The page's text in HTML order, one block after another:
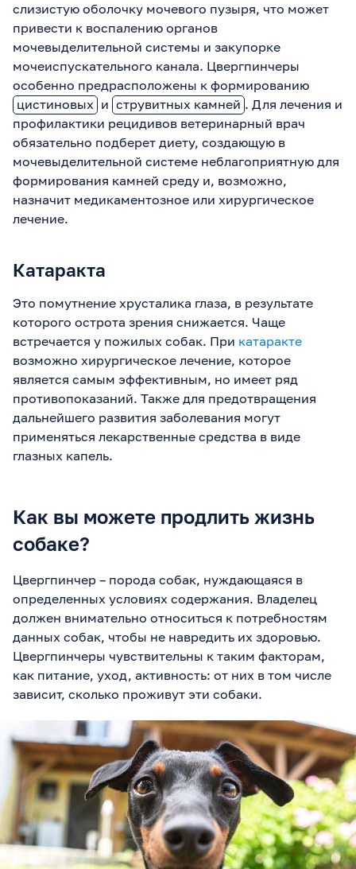
слизистую оболочку мочевого пузыря, что может
привести к воспалению органов
мочевыделительной системы и закупорке
мочеиспускательного канала. Цвергпинчеры
особенно предрасположены к формированию
цистиновых и струвитных камней . Для лечения и
профилактики рецидивов ветеринарный врач
обязательно подберет диету, создающую в
мочевыделительной системе неблагоприятную для
формирования камней среду и, возможно,
назначит медикаментозное или хирургическое
лечение.
Катаракта
Это помутнение хрусталика глаза, в результате
которого острота зрения снижается. Чаще
встречается у пожилых собак. При катаракте
возможно хирургическое лечение, которое
является самым эффективным, но имеет ряд
противопоказаний. Также для предотвращения
дальнейшего развития заболевания могут
применяться лекарственные средства в виде
глазных капель.
Как вы можете продлить жизнь
собаке?
Цвергпинчер – порода собак, нуждающаяся в
определенных условиях содержания. Владелец
должен внимательно относиться к потребностям
данных собак, чтобы не навредить их здоровью.
Цвергпинчеры чувствительны к таким факторам,
как питание, уход, активность: от них в том числе
зависит, сколько проживут эти собаки.